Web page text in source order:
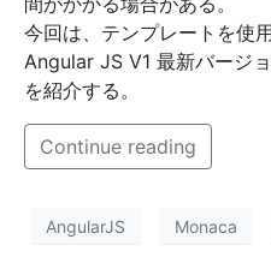
今回は、テンプレートを使
Angular JS V1 最新バージ
を紹介する。
Continue reading
AngularJS Monaca